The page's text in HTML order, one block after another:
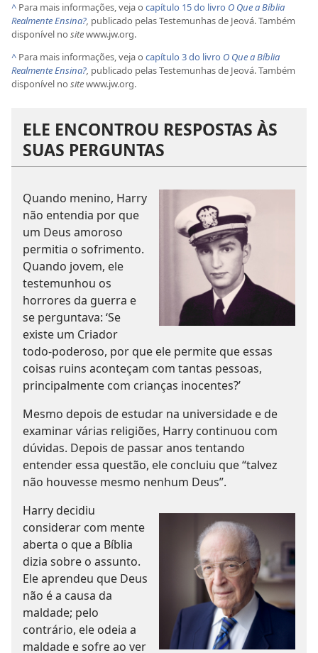
^ Para mais informações, veja o capítulo 15 do livro O Que a Bíblia
Realmente Ensina?, publicado pelas Testemunhas de Jeová. Também
disponível no sitewww.jw.org.
^ Para mais informações, veja o capítulo 3 do livro O Que a Bíblia
Realmente Ensina?, publicado pelas Testemunhas de Jeová. Também
disponível no sitewww.jw.org.
ELE ENCONTROU RESPOSTAS ÀS
SUAS PERGUNTAS
Quando menino, Harry
não entendia por que
um Deus amoroso
permitia o sofrimento.
Quando jovem, ele
testemunhou os
horrores da guerra e
se perguntava: ‘Se
existe um Criador
todo-poderoso, por que ele permite que essas
coisas ruins aconteçam com tantas pessoas,
principalmente com crianças inocentes?’
Mesmo depois de estudar na universidade e de
examinar várias religiões, Harry continuou com
dúvidas. Depois de passar anos tentando
entender essa questão, ele concluiu que “talvez
não houvesse mesmo nenhum Deus”.
Harry decidiu
considerar com mente
aberta o que a Bíblia
dizia sobre o assunto.
Ele aprendeu que Deus
não é a causa da
maldade; pelo
contrário, ele odeia a
maldade e sofre ao ver